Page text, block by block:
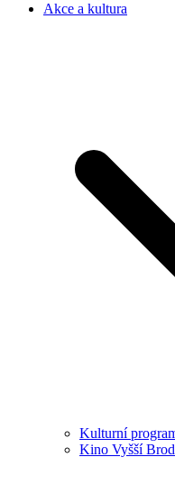
Akce a kultura
Kulturní
Kino Vyšší Brod